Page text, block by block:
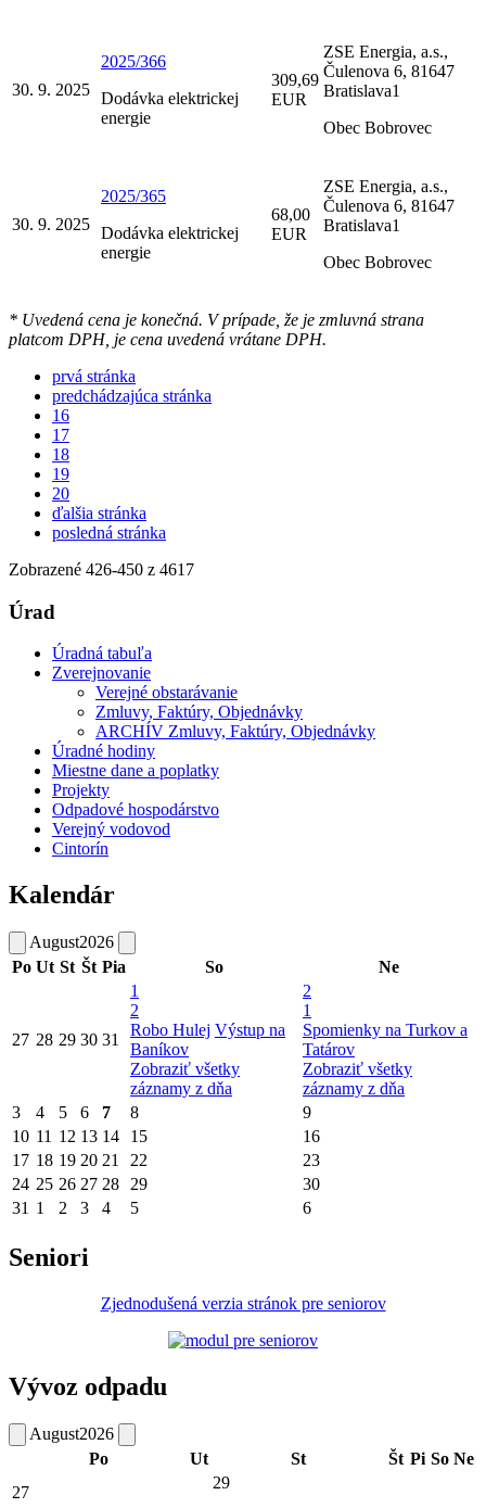
30. 9. 2025
2025/366
Dodávka elektrickej
energie
309,69
EUR
ZSE Energia, a.s.,
Čulenova 6, 81647
Bratislava1
Obec Bobrovec
30. 9. 2025
2025/365
Dodávka elektrickej
energie
68,00
EUR
ZSE Energia, a.s.,
Čulenova 6, 81647
Bratislava1
Obec Bobrovec
* Uvedená cena je konečná. V prípade, že je zmluvná strana
platcom DPH, je cena uvedená vrátane DPH.
prvá stránka
predchádzajúca stránka
16
17
18
19
20
ďalšia stránka
posledná stránka
Zobrazené 426-450 z 4617
Úrad
Úradná tabuľa
Zverejnovanie
Verejné obstarávanie
Zmluvy, Faktúry, Objednávky
ARCHÍV Zmluvy, Faktúry, Objednávky
Úradné hodiny
Miestne dane a poplatky
Projekty
Odpadové hospodárstvo
Verejný vodovod
Cintorín
Kalendár
August2026
Po Ut St Št Pia So Ne
27 28 29 30 31
1
2
Robo Hulej Výstup na
Baníkov
Zobraziť všetky
záznamy z dňa
2
1
Spomienky na Turkov a
Tatárov
Zobraziť všetky
záznamy z dňa
3
4 5 6 7 8
9
10 11 12 13 14 15
16
17 18 19 20 21 22
23
24 25 26 27 28 29
30
31 1 2 3 4 5 6
Seniori
Zjednodušená verzia stránok pre seniorov
Vývoz odpadu
August2026
Po
Ut St Št Pi So Ne
27
29